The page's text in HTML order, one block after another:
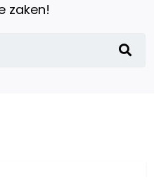
zaken!